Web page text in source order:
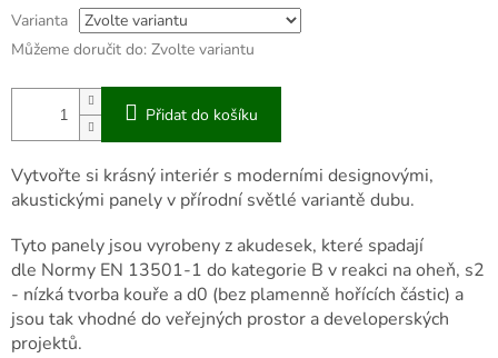
Varianta
Můžeme doručit do: Zvolte variantu
Přidat do košíku
Vytvořte si krásný interiér s moderními designovými,
akustickými panely v přírodní světlé variantě dubu.
Tyto panely jsou vyrobeny z akudesek, které spadají
dle Normy EN 13501-1 do kategorie B v reakci na oheň, s2
- nízká tvorba kouře a d0 (bez plamenně hořících částic) a
jsou tak vhodné do veřejných prostor a developerských
projektů.